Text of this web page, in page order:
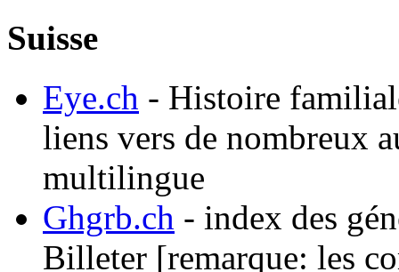
Suisse
Eye.ch - Histoire
liens vers de nombreux
multilingue
Ghgrb.ch - index des
Billeter [remarque: les